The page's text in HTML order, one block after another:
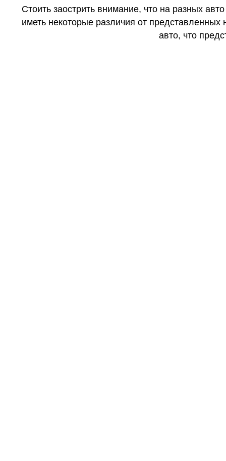
Стоить заострить внимание, что на разных
иметь некоторые различия от
авто, что